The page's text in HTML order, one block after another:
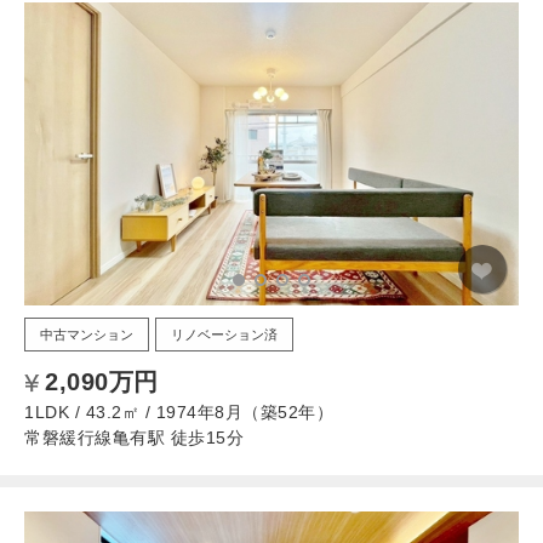
中古マンション リノベーション済
2,090万円
1LDK / 43.2㎡ / 1974年8月（築52年）
常磐緩行線亀有駅 徒歩15分